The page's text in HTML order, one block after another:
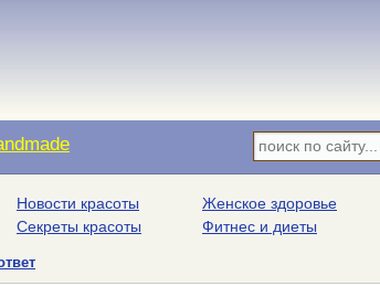
Новости красоты
Секреты красоты
Женское здоровье
Фитнес и диеты